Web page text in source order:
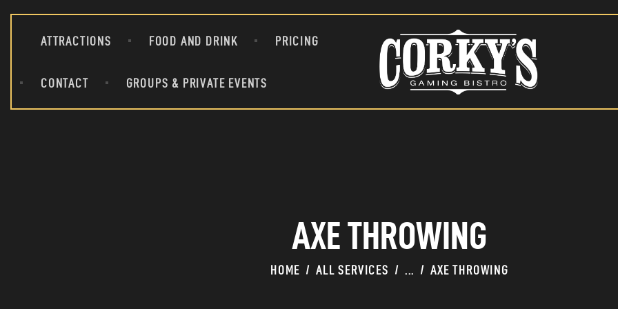
ATTRACTIONS FOOD AND DRINK PRICING
CONTACT GROUPS & PRIVATE EVENTS
AXE THROWING
HOME ALL SERVICES ... AXE THROWING
ATTRACTIONS
FOOD AND DRINK
CONTACT